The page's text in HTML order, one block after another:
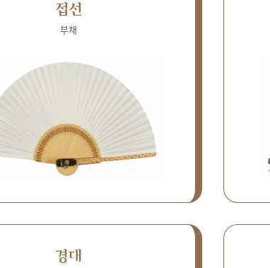
접선
부채
경대